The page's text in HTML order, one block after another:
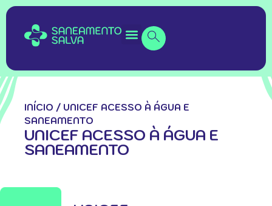
INÍCIO / UNICEF ACESSO À ÁGUA E
SANEAMENTO
UNICEF ACESSO À ÁGUA E
SANEAMENTO